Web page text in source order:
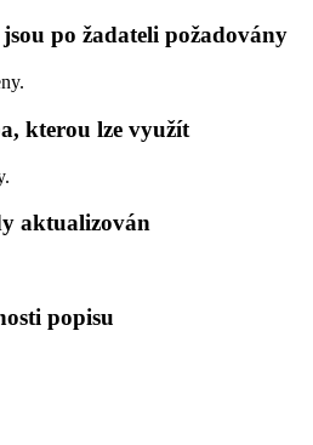
po žadateli požadovány
kterou lze využít
aktualizován
popisu